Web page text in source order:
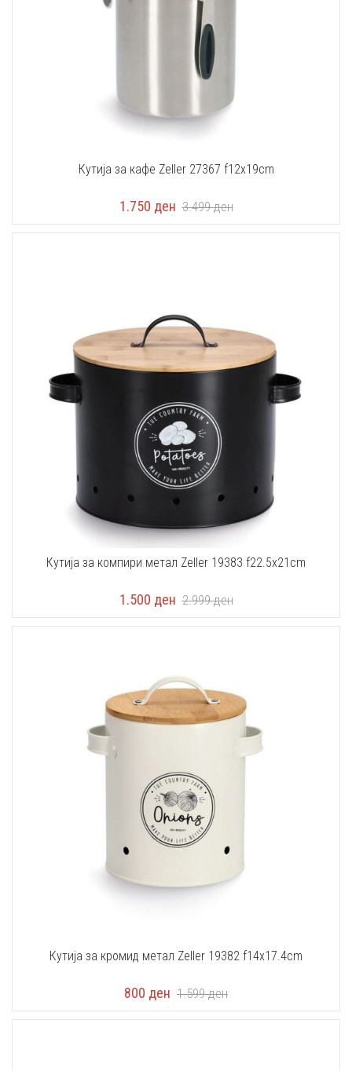
Кутија за кафе Zeller 27367 f12x19cm
1.750 ден 3.499ден
Кутија за компири метал Zeller 19383 f22.5x21cm
1.500 ден 2.999ден
Кутија за кромид метал Zeller 19382 f14x17.4cm
800 ден 1.599ден